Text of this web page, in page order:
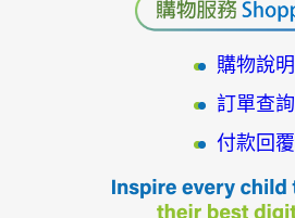
購物說明
訂單查詢
付款回覆